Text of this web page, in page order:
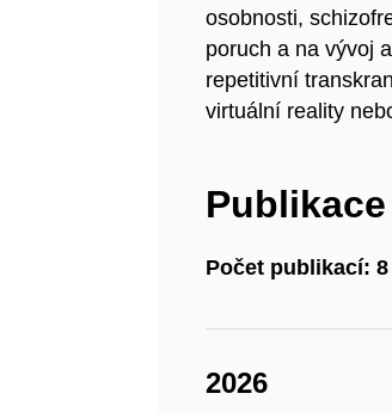
osobnosti,
poruch a na vývoj
repetitivní
virtuální reality
Publikace
Počet publikací: 8
2026